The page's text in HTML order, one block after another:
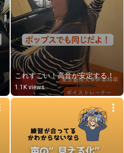
これすごい！高音が安定する！
1.1K views